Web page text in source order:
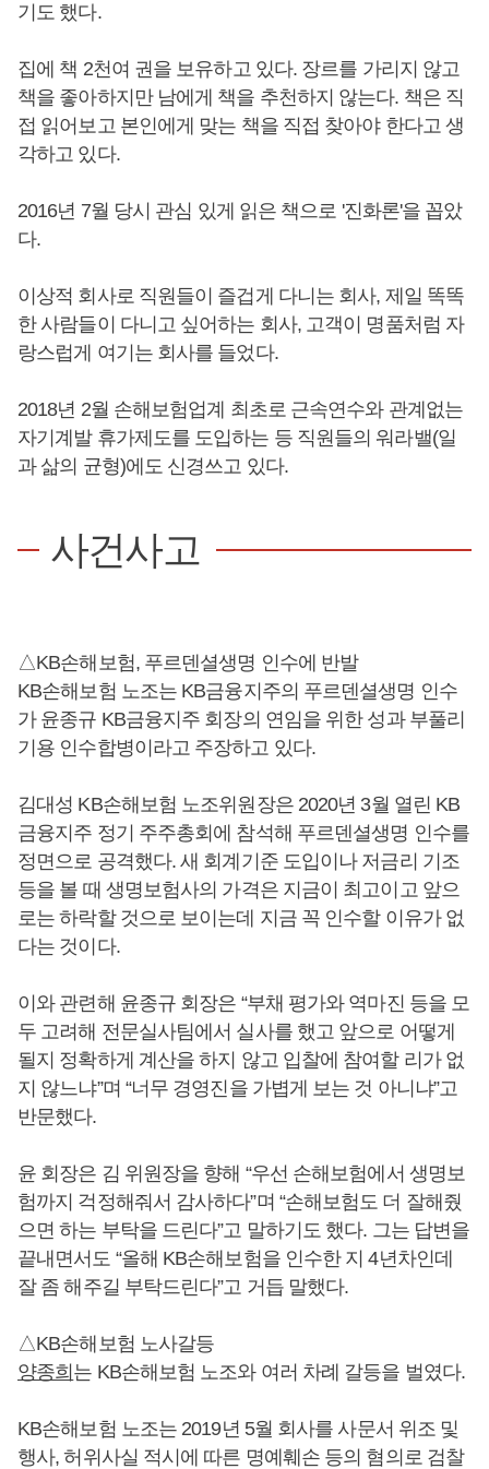
기도 했다.
집에 책 2천여 권을 보유하고 있다. 장르를 가리지 않고
책을 좋아하지만 남에게 책을 추천하지 않는다. 책은 직
접 읽어보고 본인에게 맞는 책을 직접 찾아야 한다고 생
각하고 있다.
2016년 7월 당시 관심 있게 읽은 책으로 '진화론'을 꼽았
다.
이상적 회사로 직원들이 즐겁게 다니는 회사, 제일 똑똑
한 사람들이 다니고 싶어하는 회사, 고객이 명품처럼 자
랑스럽게 여기는 회사를 들었다.
2018년 2월 손해보험업계 최초로 근속연수와 관계없는
자기계발 휴가제도를 도입하는 등 직원들의 워라밸(일
과 삶의 균형)에도 신경쓰고 있다.
사건사고
△KB손해보험, 푸르덴셜생명 인수에 반발
KB손해보험 노조는 KB금융지주의 푸르덴셜생명 인수
가 윤종규 KB금융지주 회장의 연임을 위한 성과 부풀리
기용 인수합병이라고 주장하고 있다.
김대성 KB손해보험 노조위원장은 2020년 3월 열린 KB
금융지주 정기 주주총회에 참석해 푸르덴셜생명 인수를
정면으로 공격했다. 새 회계기준 도입이나 저금리 기조
등을 볼 때 생명보험사의 가격은 지금이 최고이고 앞으
로는 하락할 것으로 보이는데 지금 꼭 인수할 이유가 없
다는 것이다.
이와 관련해 윤종규 회장은 “부채 평가와 역마진 등을 모
두 고려해 전문실사팀에서 실사를 했고 앞으로 어떻게
될지 정확하게 계산을 하지 않고 입찰에 참여할 리가 없
지 않느냐”며 “너무 경영진을 가볍게 보는 것 아니냐”고
반문했다.
윤 회장은 김 위원장을 향해 “우선 손해보험에서 생명보
험까지 걱정해줘서 감사하다”며 “손해보험도 더 잘해줬
으면 하는 부탁을 드린다”고 말하기도 했다. 그는 답변을
끝내면서도 “올해 KB손해보험을 인수한 지 4년차인데
잘 좀 해주길 부탁드린다”고 거듭 말했다.
△KB손해보험 노사갈등
양종희는 KB손해보험 노조와 여러 차례 갈등을 벌였다.
KB손해보험 노조는 2019년 5월 회사를 사문서 위조 및
행사, 허위사실 적시에 따른 명예훼손 등의 혐의로 검찰